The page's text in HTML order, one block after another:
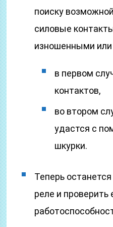
поиску
силовые
изношенными
в первом
контактов,
во втором
удастся с
шкурки.
Теперь
реле и проверить